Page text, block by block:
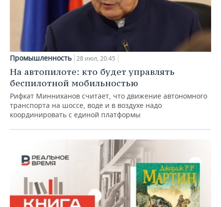
Промышленность 28 июл, 20:45
На автопилоте: кто будет управлять
беспилотной мобильностью
Рифкат Минниханов считает, что движение автономного
транспорта на шоссе, воде и в воздухе надо
координировать с единой платформы